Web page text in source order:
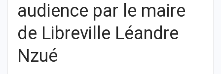
audience par le maire
de Libreville Léandre
Nzué